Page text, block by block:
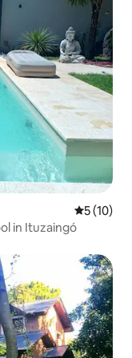
5 (10)
in Ituzaingó